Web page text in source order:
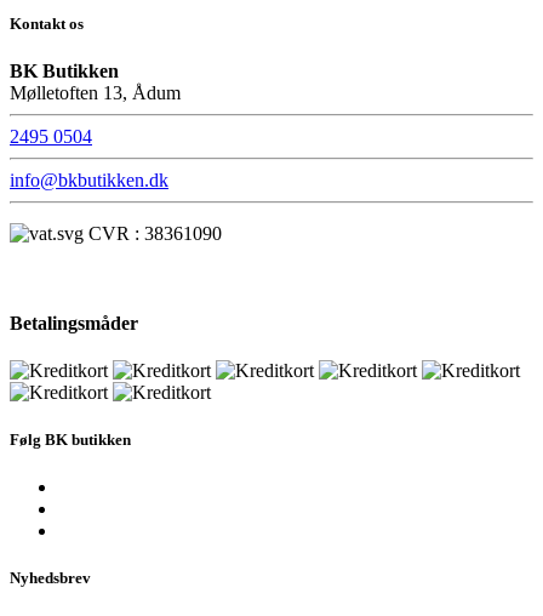
Kontakt os
BK Butikken
Mølletoften 13, Ådum
2495 0504
info@bkbutikken.dk
CVR : 38361090
Betalingsmåder
Følg BK butikken
Nyhedsbrev